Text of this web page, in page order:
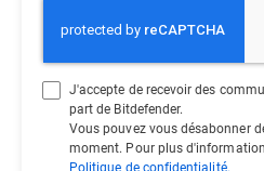
J'accepte de recevoir des
part de Bitdefender.
Vous pouvez vous désabonner
moment. Pour plus
Politique de confidentialité.